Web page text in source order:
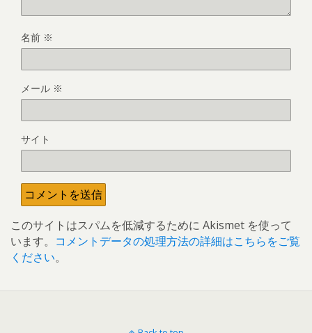
名前 ※
メール ※
サイト
このサイトはスパムを低減するために Akismet を使って
います。 コメントデータの処理方法の詳細はこちらをご覧
ください。